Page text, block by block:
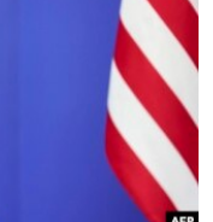
فرهنگ و زندگی
حقوق شهروندی
اقتصادی
علم و فناوری
اسرائیل در جنگ
مستندها
انتخابات ریاست جمهوری
حمله جمهوری اسلامی
رمز مهسا
ورزش زنان در ایران
دنبال کنید
زبانهای مختلف